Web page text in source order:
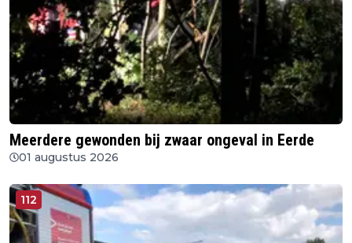
Meerdere gewonden bij zwaar ongeval in Eerde
01 augustus 2026
112